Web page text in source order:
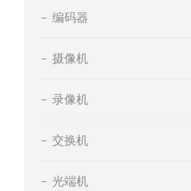
编码器
摄像机
录像机
交换机
光端机